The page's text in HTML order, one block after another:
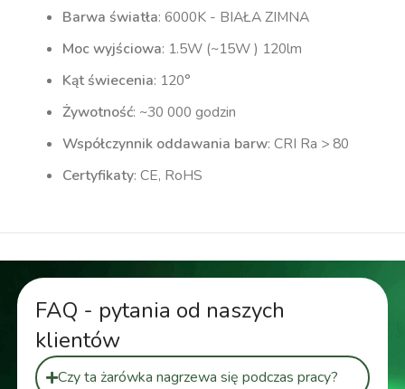
Barwa światła: 6000K - BIAŁA ZIMNA
Moc wyjściowa: 1.5W (~15W ) 120lm
Kąt świecenia: 120°
Żywotność: ~30 000 godzin
Współczynnik oddawania barw: CRI Ra > 80
Certyfikaty: CE, RoHS
FAQ - pytania od naszych
klientów
Czy ta żarówka nagrzewa się podczas pracy?